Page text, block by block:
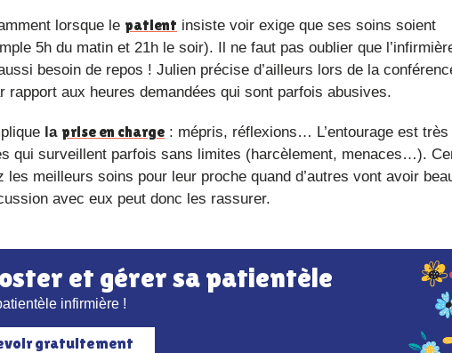
lorsque le patient insiste voir exige que ses soins soient
5h du matin et 21h le soir). Il ne faut pas oublier que
besoin de repos ! Julien précise d’ailleurs lors de la
aux heures demandées qui sont parfois abusives.
la prise en charge : mépris, réflexions… L’entourage est très
qui surveillent parfois sans limites (harcèlement, menaces…).
meilleurs soins pour leur proche quand d’autres vont avoir
avec eux peut donc les rassurer.
et gérer sa patientèle
infirmière !
gratuitement